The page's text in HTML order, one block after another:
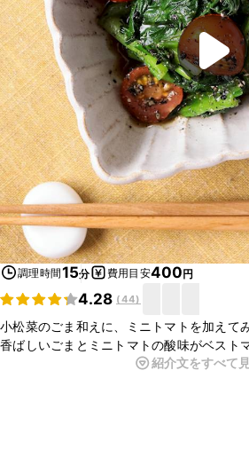
調理時間15分 費用目安400円
4.28 (44)
小松菜のごま和えに、ミニトマトを加えて
香ばしいごまとミニトマトの酸味がベスト
と思いがちですが好相性です。紹介文をすべて